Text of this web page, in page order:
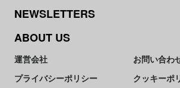
NEWSLETTERS
ABOUT US
運営会社
お問い合わ
プライバシーポリシー
クッキーポ